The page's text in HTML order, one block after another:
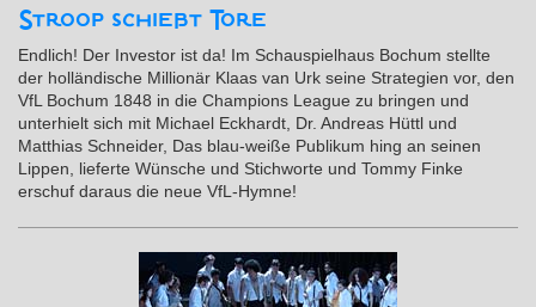
Stroop schießt Tore
Endlich! Der Investor ist da! Im Schauspielhaus Bochum stellte
der holländische Millionär Klaas van Urk seine Strategien vor, den
VfL Bochum 1848 in die Champions League zu bringen und
unterhielt sich mit Michael Eckhardt, Dr. Andreas Hüttl und
Matthias Schneider, Das blau-weiße Publikum hing an seinen
Lippen, lieferte Wünsche und Stichworte und Tommy Finke
erschuf daraus die neue VfL-Hymne!